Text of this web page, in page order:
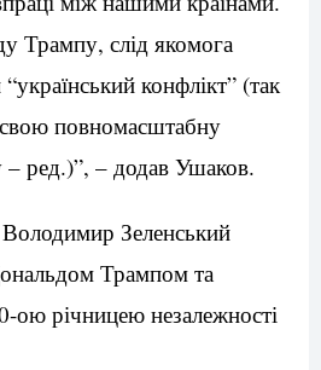
Трампу, слід якомога
конфлікт” (так
повномасштабну
– ред.)”, – додав Ушаков.
Зеленський
Трампом та
ою річницею незалежності